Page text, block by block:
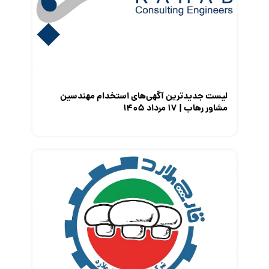
معرفی شرکت ها
لیست جدیدترین آگهی‌های استخدام مهندسین
مشاور رهاب | ۱۷ مرداد ۱۴۰۵